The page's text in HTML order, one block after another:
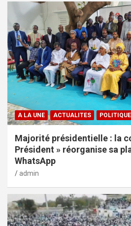
A LA UNE ACTUALITES POLITIQUE
Majorité présidentielle : la
Président » réorganise sa
WhatsApp
admin